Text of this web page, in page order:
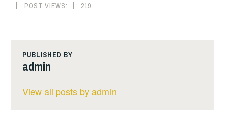
POST VIEWS: 219
PUBLISHED BY
admin
View all posts by admin